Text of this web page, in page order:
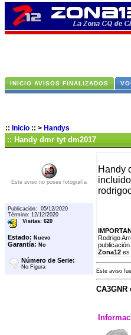
INICIO AVISOS FINALIZADOS
:: Inicio :: > Handys
:: Handy dmr tyt dm2017
Este aviso no posee fotografía
Publicación: 05/12/2020
Término: 12/12/2020
Visitas: 620
Estado: Nuevo
Garantía: No
Número de Serie:
No Figura
Handy
Rodrigo
publicación.
Zona12 es
Este aviso